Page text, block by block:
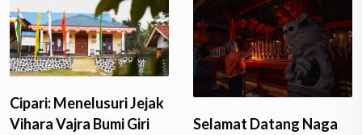
Cipari: Menelusuri Jejak
Vihara Vajra Bumi Giri
Selamat Datang Naga